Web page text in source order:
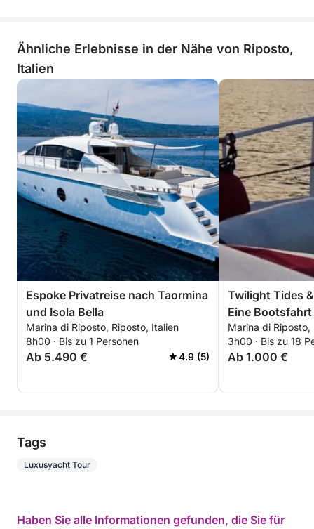
Ähnliche Erlebnisse in der Nähe von Riposto,
Italien
Espoke Privatreise nach Taormina
und Isola Bella
Marina di Riposto, Riposto, Italien
8h00 · Bis zu 1 Personen
Ab 5.490 € 4.9 (5)
Twilight Tides
Eine Bootsfahrt
von Taormina
Marina di Riposto,
3h00 · Bis zu 18
Ab 1.000 €
Tags
Luxusyacht Tour
Haben Sie alle Informationen gefunden, die Sie für